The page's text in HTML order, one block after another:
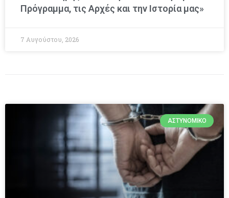
Πρόγραμμα, τις Αρχές και την Ιστορία μας»
7 Αυγούστου, 2026
ΑΣΤΥΝΟΜΙΚΌ